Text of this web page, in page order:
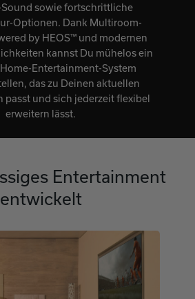
Sound sowie fortschrittliche
Optionen. Dank Multiroom-
by HEOS™ und modernen
kannst Du mühelos ein
Entertainment-System
das zu Deinen aktuellen
passt und sich jederzeit flexibel
erweitern lässt.
Entertainment
entwickelt